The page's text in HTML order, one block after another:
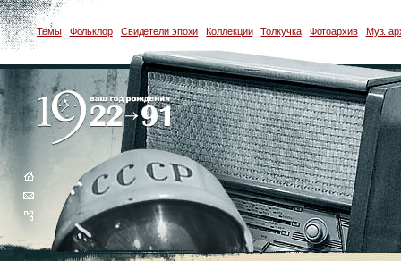
Темы Фольклор Свидетели эпохи Коллекции Толкучка Фотоархив Муз.